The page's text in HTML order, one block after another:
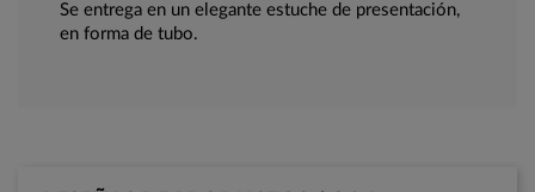
Se entrega en un elegante estuche de presentación,
en forma de tubo.